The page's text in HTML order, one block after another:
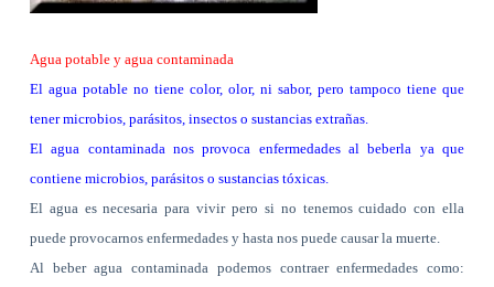
Agua potable y agua contaminada
El agua potable no tiene color, olor, ni sabor, pero tampoco tiene que
tener microbios, parásitos, insectos o sustancias extrañas.
El agua contaminada nos provoca enfermedades al beberla ya que
contiene microbios, parásitos o sustancias tóxicas.
El agua es necesaria para vivir pero si no tenemos cuidado con ella
puede provocarnos enfermedades y hasta nos puede causar la muerte.
Al beber agua contaminada podemos contraer enfermedades como: